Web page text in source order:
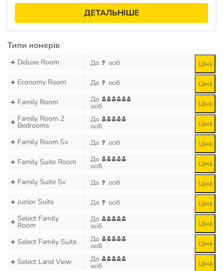
ДЕТАЛЬНІШЕ
Типи номерів
Deluxe Room До осіб Ціна
Economy Room До осіб Ціна
Family Room До
осіб Ціна
Family Room 2
Bedrooms
До
осіб Ціна
Family Room Sv До осіб Ціна
Family Suite Room До
осіб Ціна
Family Suite Sv До осіб Ціна
Junior Suite До осіб Ціна
Select Family
Room
До
осіб Ціна
Select Family Suite До
осіб Ціна
Select Land View До
осіб Ціна